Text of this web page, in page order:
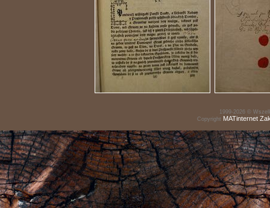
1999-2026 ©
Copyright MATinternet